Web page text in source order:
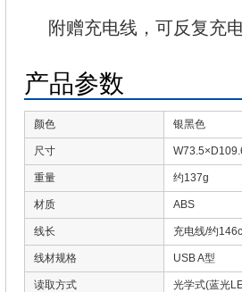
附赠充电线，可反复充电
产品参数
颜色 银黑色
尺寸
重量 约137g
材质 ABS
线长 充电线/约
线材规格 USB A型
读取方式 光学式(蓝光